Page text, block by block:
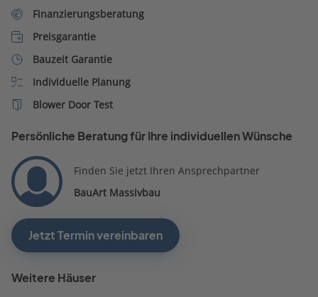
Finanzierungsberatung
Preisgarantie
Bauzeit Garantie
Individuelle Planung
Blower Door Test
Persönliche Beratung für Ihre individuellen Wünsche
Finden Sie jetzt Ihren Ansprechpartner
BauArt Massivbau
Jetzt Termin vereinbaren
Weitere Häuser